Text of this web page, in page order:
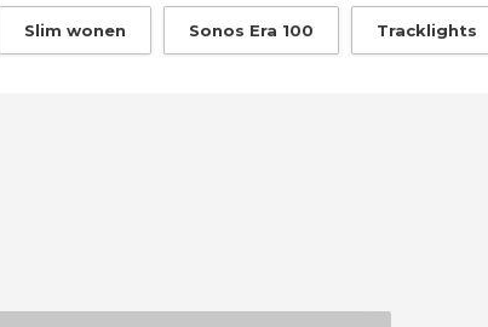
Slim wonen Sonos Era 100 Tracklights